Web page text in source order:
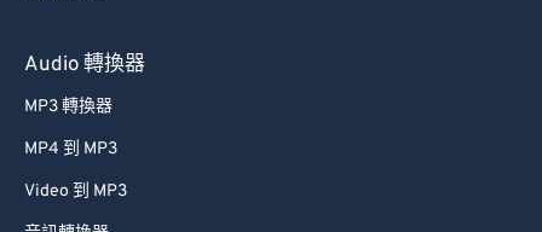
Audio 轉換器
MP3 轉換器
MP4 到 MP3
Video 到 MP3